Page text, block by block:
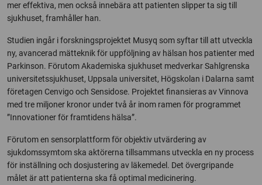
mer effektiva, men också innebära att patienten slipper ta sig till
sjukhuset, framhåller han.
Studien ingår i forskningsprojektet Musyq som syftar till att utveckla
ny, avancerad mätteknik för uppföljning av hälsan hos patienter med
Parkinson. Förutom Akademiska sjukhuset medverkar Sahlgrenska
universitetssjukhuset, Uppsala universitet, Högskolan i Dalarna samt
företagen Cenvigo och Sensidose. Projektet finansieras av Vinnova
med tre miljoner kronor under två år inom ramen för programmet
”Innovationer för framtidens hälsa”.
Förutom en sensorplattform för objektiv utvärdering av
sjukdomssymtom ska aktörerna tillsammans utveckla en ny process
för inställning och dosjustering av läkemedel. Det övergripande
målet är att patienterna ska få optimal medicinering.